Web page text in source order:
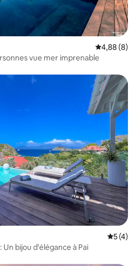
Évaluation
4,88 (8)
vue mer imprenable
5 (4)
Un bijou d'élégance à Pai